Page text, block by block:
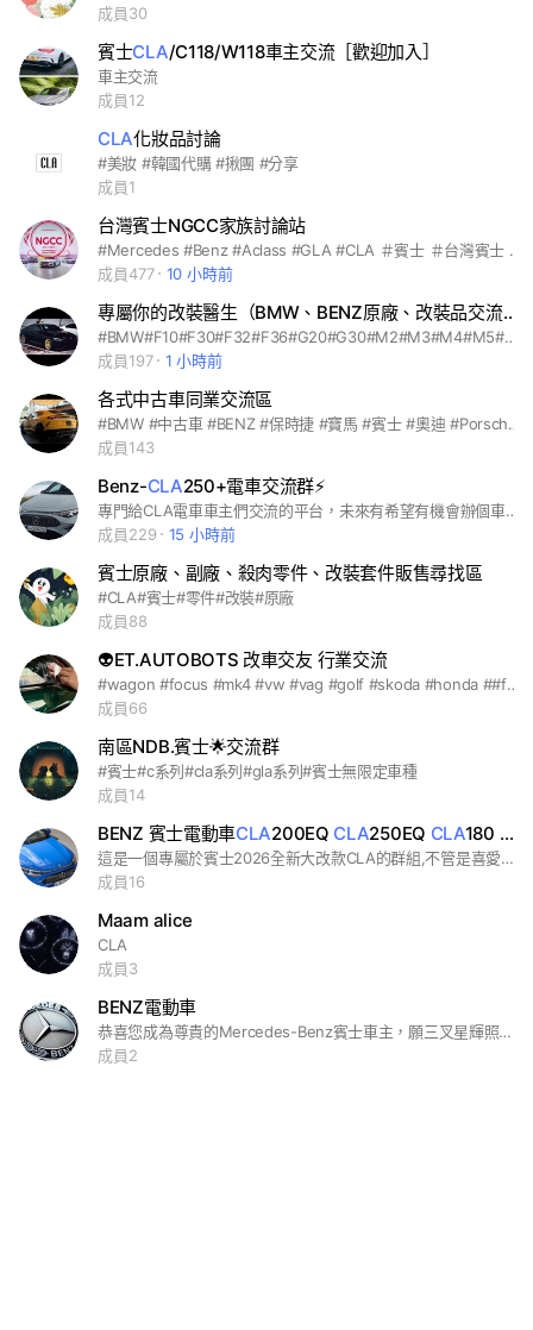
成員30
賓士CLA/C118/W118車主交流［歡迎加入］
車主交流
成員12
CLA化妝品討論
#美妝 #韓國代購 #揪團 #分享
成員1
台灣賓士NGCC家族討論站
#Mercedes #Benz #Aclass #GLA #CLA ＃賓士 ＃台灣賓士 #NGCC #MFA #MFA2 ＃ATC #EQA #GLB ＃Bclass ＃ATC #ATC聯合車隊 W177 H247 X247 C118 X118
成員477
10 小時前
專屬你的改裝醫生（BMW、BENZ原廠、改裝品交流、客製化）
#BMW#F10#F30#F32#F36#G20#G30#M2#M3#M4#M5#M6#M8#BENZ#A45#C63#E63#GLE43#G63#GLC#CLA#GLA#GLB#GTI#AMG#M#macan#cayenne #cayman#boxster#GT3#911#跑車#寶馬#賓士#保時捷#奧迪
成員197
1 小時前
各式中古車同業交流區
#BMW #中古車 #BENZ #保時捷 #寶馬 #賓士 #奧迪 #Porsche #macan #cayenne #cayman #boxster #GT3 #911 #G20 G30 #M2 #M3 #M4 #M5 #M6 #M8 #A45 #C63 #E63 #GLE43 #G63 #GLC #CLA #GLA #GLB #GTI #AMG #M #買車 #賣車 #估車 #車聚 #晨跑#跑車
成員143
Benz-CLA250+電車交流群⚡️
專門給CLA電車車主們交流的平台，未來有希望有機會辦個車聚大家一起交流交流🙌
成員229
15 小時前
賓士原廠、副廠、殺肉零件、改裝套件販售尋找區
#CLA#賓士#零件#改裝#原廠
成員88
👽ET.AUTOBOTS 改車交友 行業交流
#wagon #focus #mk4 #vw #vag #golf #skoda #honda ##focus #ford #focusmk4 #fordfocus #mk4 #focusst #focuswagon #fordwagon #杜絕仿冒 #杜絕黑心產品 #品質保證 #高品質 #taïwan #台灣 #etautobots #後雨刷移除套件 #蝦皮🔍 etautobots #bmw #vw #mercedesbenz #ford #toyota #mazda #nissan #hondacrv #hondahrv #suzuki #volvo #subaru #minicooper #mini #交友 #crv #mazda3 #hrv #fit #tiguan #superb #cc #rav4 #odyssey #polo #a1 #a3 #a4 #a6 #q1 #q2 #q3 #q5 #q8 #volvo #v40 #v50 #v60 #v90 #xc40 #xc60 #xc90 #cx30 #cx3 #cx5 #cx9 #t6 #t5 #mk8 #mk7 #mk6 #mk5 #variant #caddy #tcross #lupo #arteon #touran #k6 #k8 #civic #typer #yaris #townace #auris #chr #previa #sienna #sienta #prius #corolla #s204 #s205 #s206 #s211 #s212 #s213 #w176 #w177 #cla #gla #glb #glc #gle #gls #mazda5 #mazad6 #kuga #mustang #mk2 #mondeo #fabia #scala #octavia #kamiq #karoq #e87 #f20 #x1 #x3 #x5 #march #tiida #kicks #juck #livina #colt #swift #jimny #nx200 #ux200 #levorg #xv #wrx #outback #legacy #forest #mini #f54 #r53 #r55 #r56 #f60 #mg #hs #zh
成員66
南區NDB.賓士🌟交流群
#賓士#c系列#cla系列#gla系列#賓士無限定車種
成員14
BENZ 賓士電動車CLA200EQ CLA250EQ CLA180
這是一個專屬於賓士2026全新大改款CLA的群組,不管是喜愛純電EQ還是汽油輕油電的都歡迎加入👏
成員16
Maam alice
CLA
成員3
BENZ電動車
恭喜您成為尊貴的Mercedes-Benz賓士車主，願三叉星輝照亮您的事業與前程，一叉天時，二叉地利，三叉人和，星光不問趕路人，時光不負有心人，麥穗豐收屬於您，勝利榮耀獻給您。 ※入群密碼 BENZ #賓士 #Mercedes-Benz #梅賽德斯 #CLA #EQA #EQB #EQC #EQE #EQS
成員2